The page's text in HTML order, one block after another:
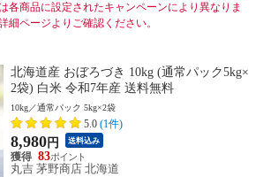
各商品に設定されたキャンペーンにより異なりま
細ページよりご確認ください。
北海道産 おぼろづき 10kg (通常パック5kg×
2袋) 白米 令和7年産 送料無料
10kg／通常パック 5kg×2袋
5.0 (1件)
8,980円 送料込み
83
丸吉 茅野商店 北海道